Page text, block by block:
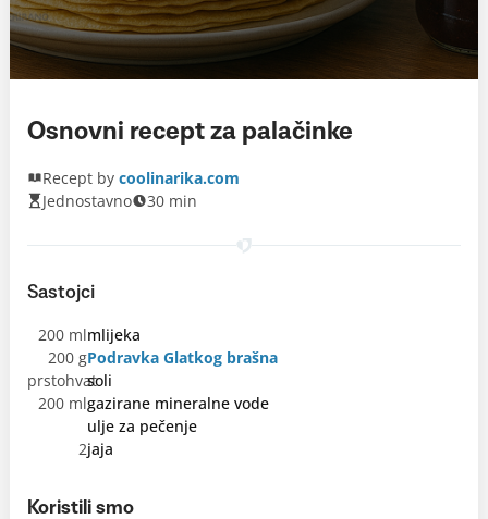
Osnovni recept za palačinke
Recept by coolinarika.com
Jednostavno
30 min
Sastojci
200 mlmlijeka
200 gPodravka Glatkog brašna
prstohvatsoli
200 mlgazirane mineralne vode
ulje za pečenje
2jaja
Koristili smo